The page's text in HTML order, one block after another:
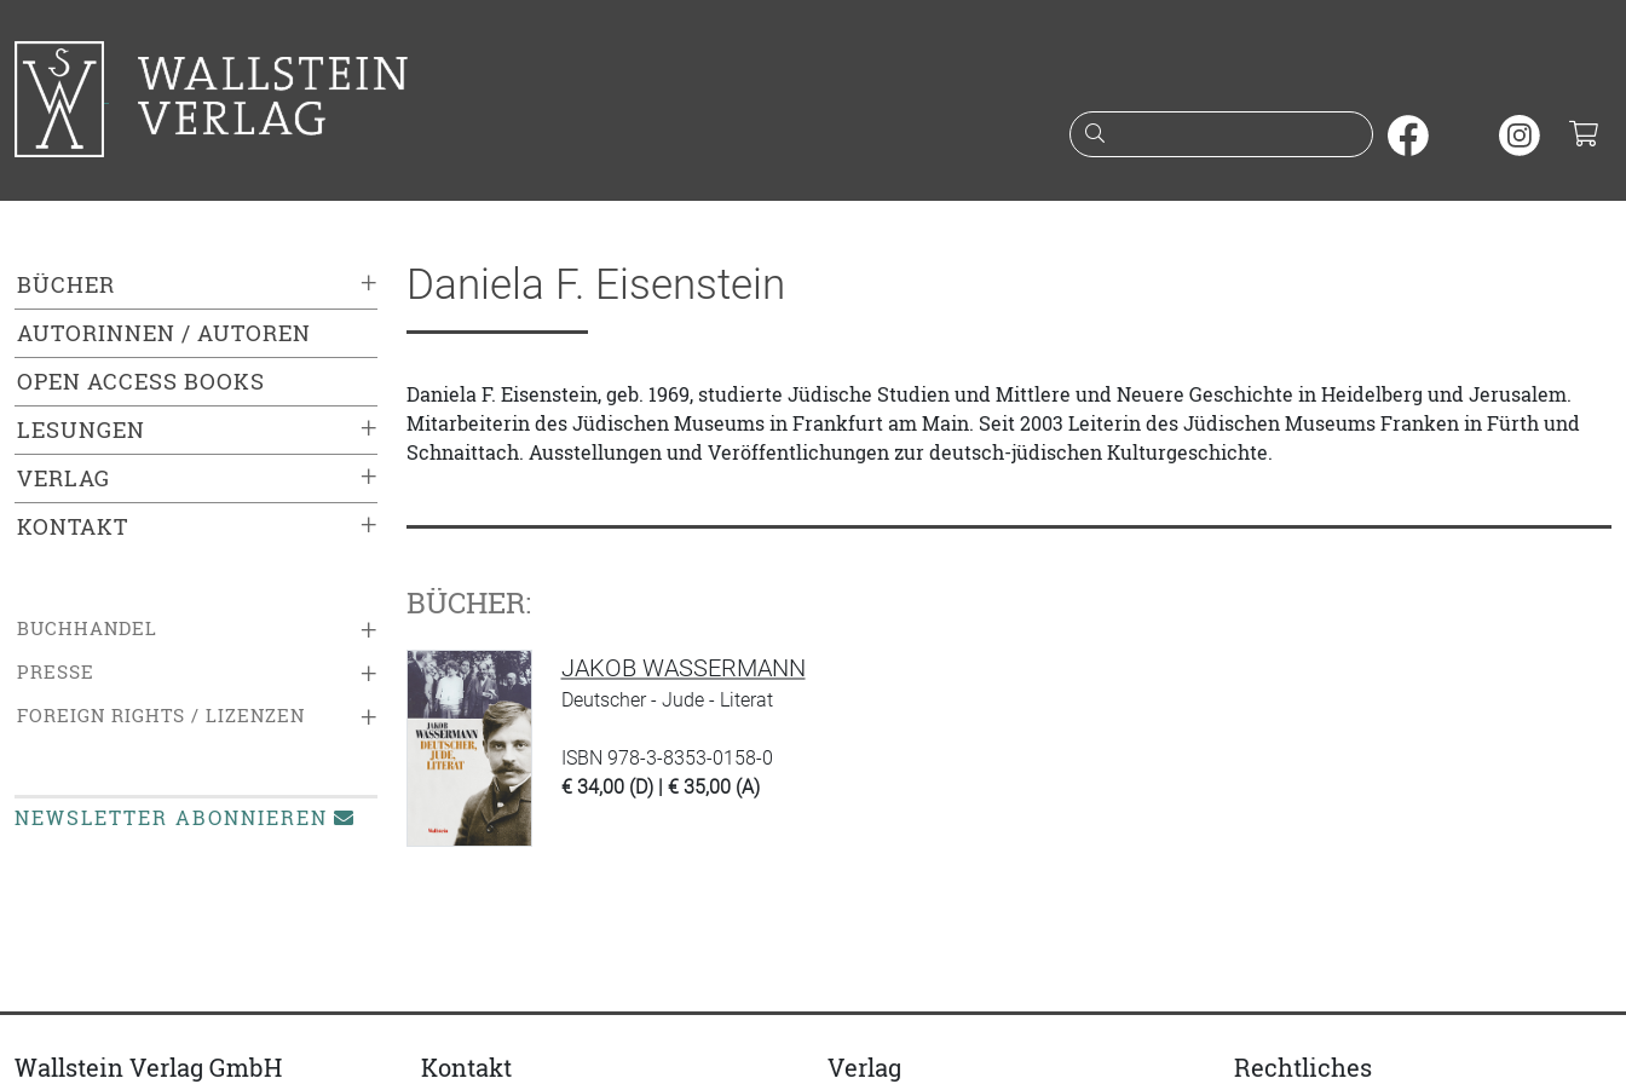
Suche nach Büchern oder
+
BÜCHER
AUTORINNEN / AUTOREN
OPEN ACCESS BOOKS
+
LESUNGEN
+
VERLAG
+
KONTAKT
+
BUCHHANDEL
+
PRESSE
+
FOREIGN RIGHTS / LIZENZEN
NEWSLETTER ABONNIEREN
Daniela F. Eisenstein
Daniela F. Eisenstein, geb. 1969, studierte Jüdische Studien und Mittlere und Neuere Geschichte in Heidelberg und Jerusalem.
Mitarbeiterin des Jüdischen Museums in Frankfurt am Main. Seit 2003 Leiterin des Jüdischen Museums Franken in Fürth und
Schnaittach. Ausstellungen und Veröffentlichungen zur deutsch-jüdischen Kulturgeschichte.
BÜCHER:
JAKOB WASSERMANN
Deutscher - Jude - Literat
ISBN 978-3-8353-0158-0
€ 34,00 (D) | € 35,00 (A)
Wallstein Verlag GmbH Kontakt Verlag Rechtliches